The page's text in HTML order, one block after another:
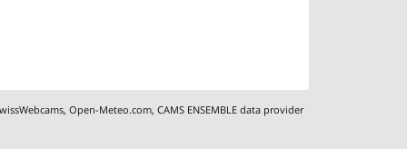
,Open-Meteo.com,CAMS ENSEMBLE data provider